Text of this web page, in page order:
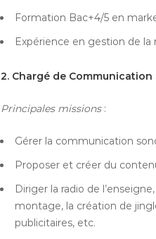
Formation Bac+4/5 en
Expérience en gestion de la
2. Chargé de
Principales missions:
Gérer la communication
Proposer et créer du
Diriger la radio de
montage, la création de
publicitaires, etc.